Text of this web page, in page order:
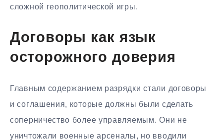
сложной геополитической игры.
Договоры как язык
осторожного доверия
Главным содержанием разрядки стали договоры
и соглашения, которые должны были сделать
соперничество более управляемым. Они не
уничтожали военные арсеналы, но вводили